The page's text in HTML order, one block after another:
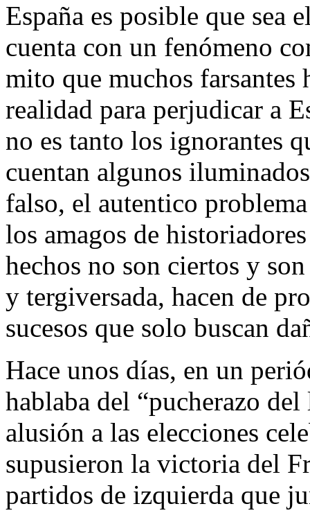
España es posible que sea
cuenta con un fenómeno
mito que muchos farsantes
realidad para perjudicar a
no es tanto los ignorantes
cuentan algunos
falso, el autentico
los amagos de
hechos no son ciertos y
y tergiversada, hacen de
sucesos que solo buscan
Hace unos días, en un
hablaba del “pucherazo
alusión a las elecciones
supusieron la victoria del
partidos de izquierda que